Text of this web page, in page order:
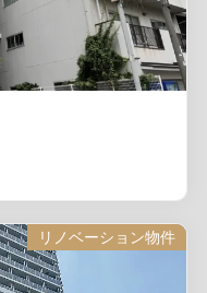
リノベーション物件